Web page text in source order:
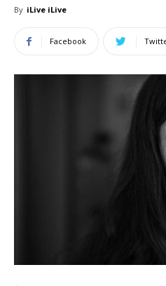
By iLive iLive
Facebook